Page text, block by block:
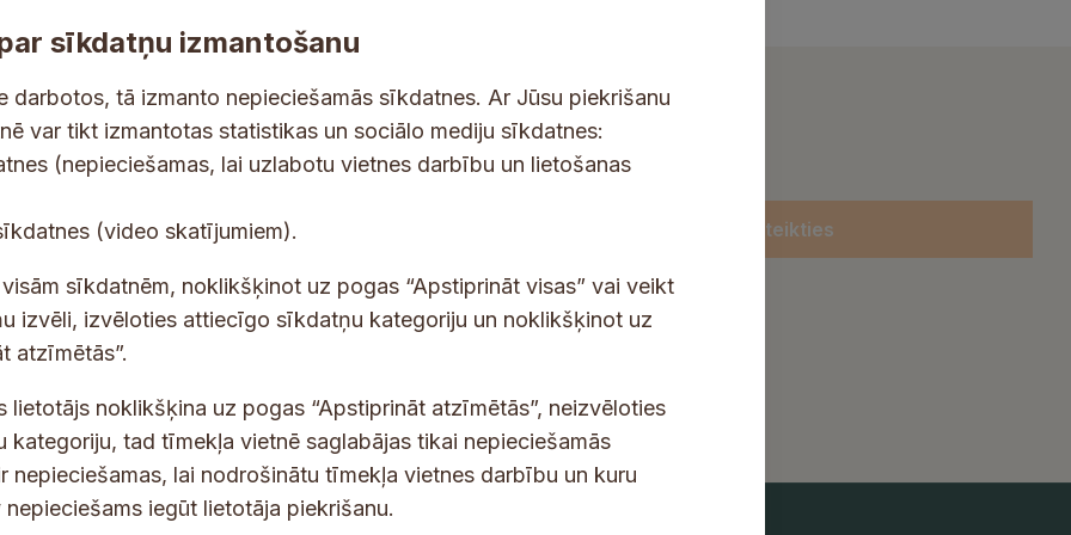
jaunumus savā e-pastā
-
p
a
s
s
*
Pieteikties
e-pastā.
sīkdatņu izmantošanu
darbotos, tā izmanto nepieciešamās sīkdatnes. Ar Jūsu piekrišanu
var tikt izmantotas statistikas un sociālo mediju sīkdatnes:
(nepieciešamas, lai uzlabotu vietnes darbību un lietošanas
(video skatījumiem).
sīkdatnēm, noklikšķinot uz pogas “Apstiprināt visas” vai veikt
izvēli, izvēloties attiecīgo sīkdatņu kategoriju un noklikšķinot uz
atzīmētās”.
lietotājs noklikšķina uz pogas “Apstiprināt atzīmētās”, neizvēloties
kategoriju, tad tīmekļa vietnē saglabājas tikai nepieciešamās
nepieciešamas, lai nodrošinātu tīmekļa vietnes darbību un kuru
iegūt lietotāja piekrišanu.